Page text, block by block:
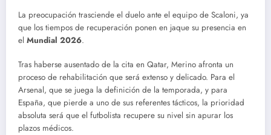
La preocupación trasciende el duelo ante el equipo de Scaloni, ya
que los tiempos de recuperación ponen en jaque su presencia en
el Mundial 2026.
Tras haberse ausentado de la cita en Qatar, Merino afronta un
proceso de rehabilitación que será extenso y delicado. Para el
Arsenal, que se juega la definición de la temporada, y para
España, que pierde a uno de sus referentes tácticos, la prioridad
absoluta será que el futbolista recupere su nivel sin apurar los
plazos médicos.